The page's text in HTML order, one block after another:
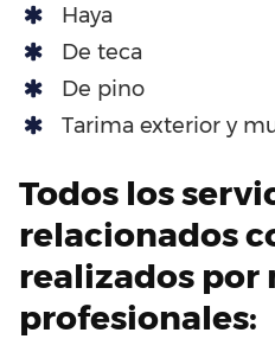
Haya
De teca
De pino
Tarima exterior y
Todos los
relacionados
realizados por
profesionales: